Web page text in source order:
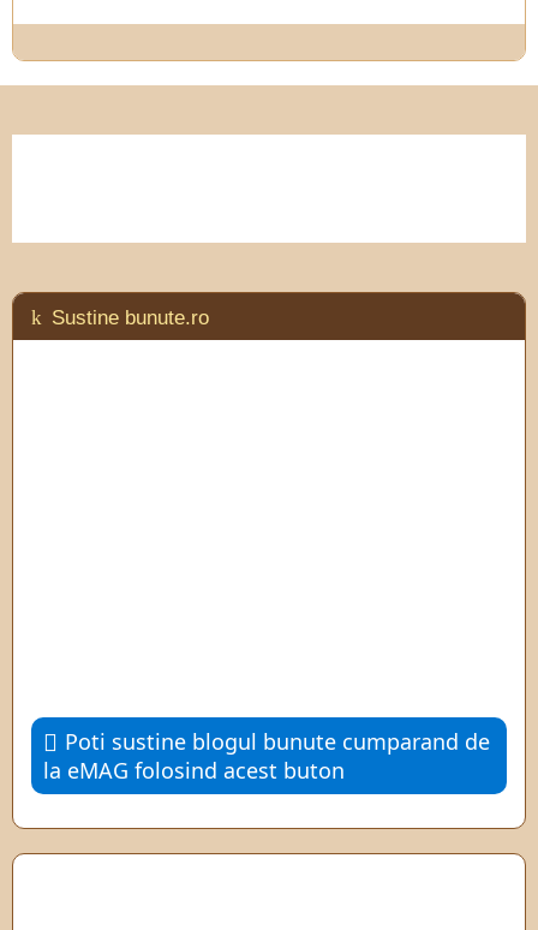
Sustine bunute.ro
Poti sustine blogul bunute cumparand de
la eMAG folosind acest buton